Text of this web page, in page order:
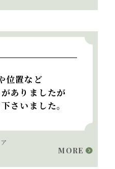
位置など
ありましたが
さいました。
MORE